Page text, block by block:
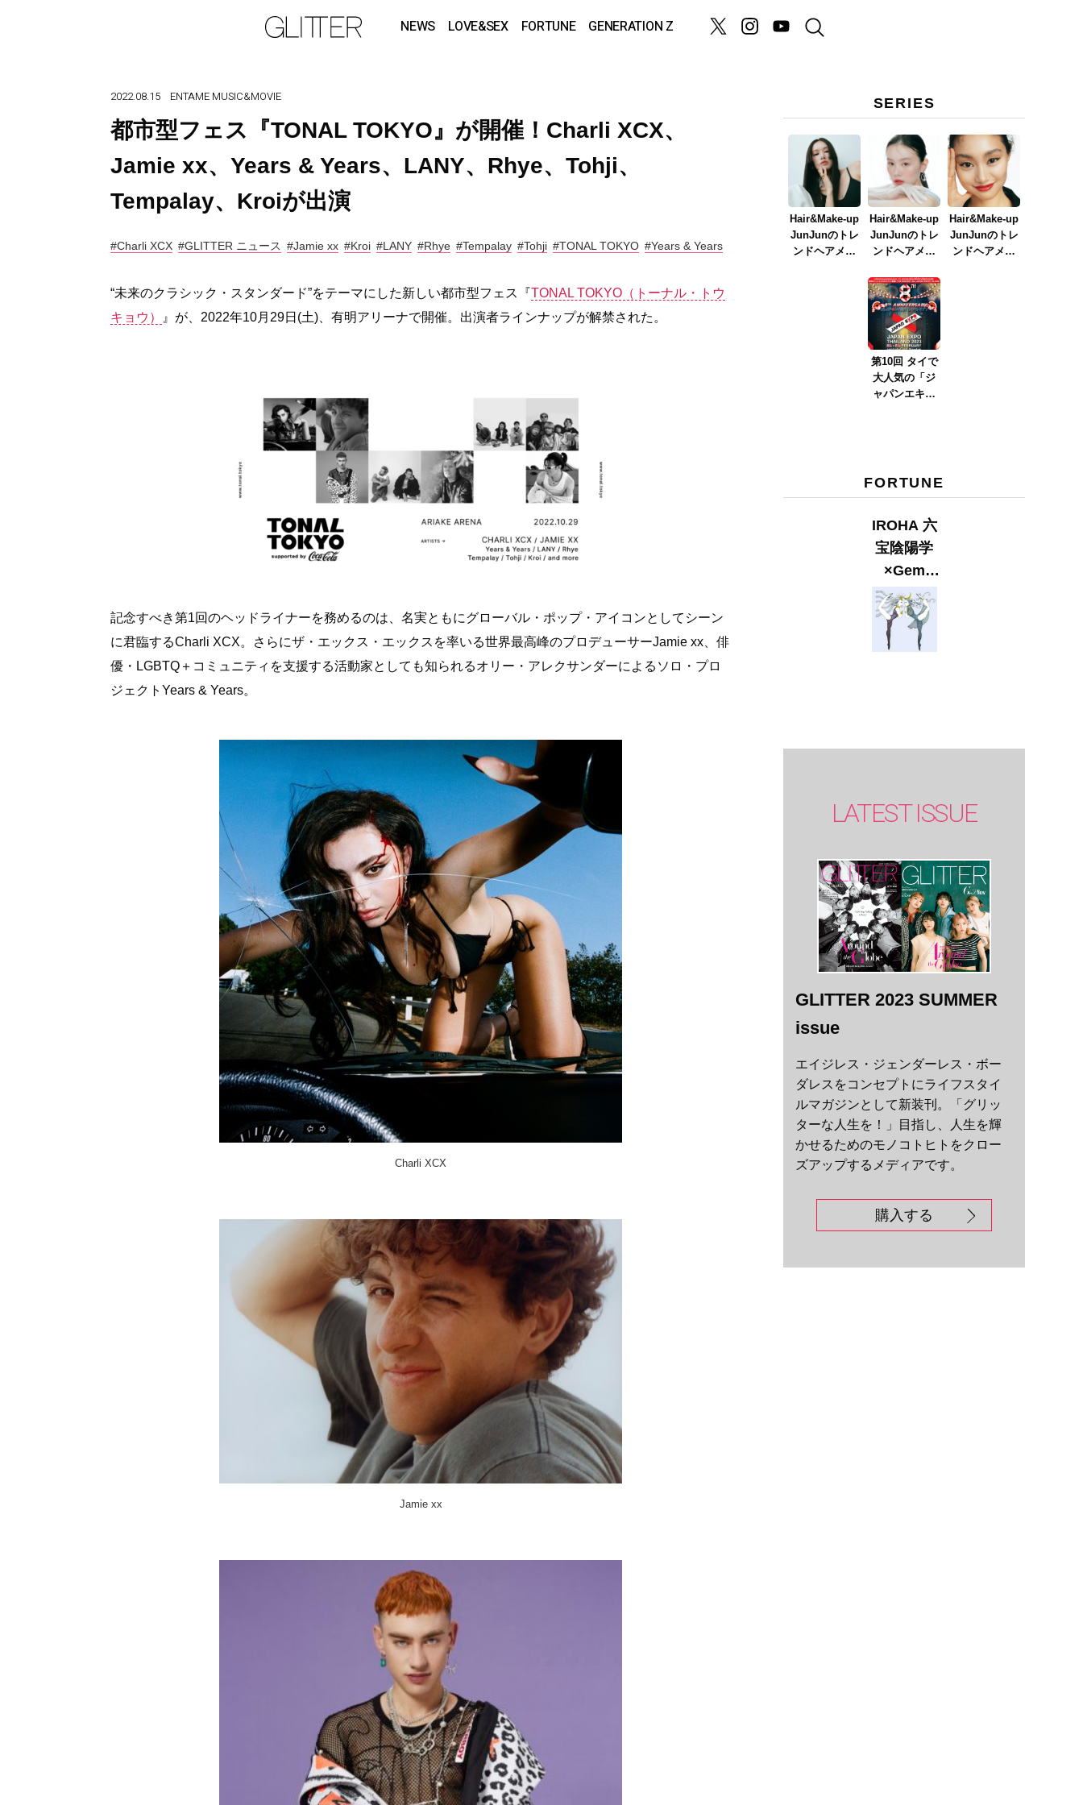
NEWS LOVE&SEX FORTUNE GENERATION Z
2022.08.15 ENTAME MUSIC&MOVIE
都市型フェス『TONAL TOKYO』が開催！Charli XCX、
Jamie xx、Years & Years、LANY、Rhye、Tohji、
Tempalay、Kroiが出演
#Charli XCX #GLITTER ニュース #Jamie xx #Kroi #LANY #Rhye #Tempalay #Tohji #TONAL TOKYO #Years & Years
“未来のクラシック・スタンダード”をテーマにした新しい都市型フェス『TONAL TOKYO（トーナル・トウ
キョウ）
』が、2022年10月29日(土)、有明アリーナで開催。出演者ラインナップが解禁された。
記念すべき第1回のヘッドライナーを務めるのは、名実ともにグローバル・ポップ・アイコンとしてシーン
に君臨するCharli XCX。さらにザ・エックス・エックスを率いる世界最高峰のプロデューサーJamie xx、俳
優・LGBTQ＋コミュニティを支援する活動家としても知られるオリー・アレクサンダーによるソロ・プロ
ジェクトYears & Years。
Charli XCX
Jamie xx
SERIES
Hair&Make-up
JunJunのトレ
ンドヘアメイ
Hair&Make-up
JunJunのトレ
ンドヘアメイ
イク
ver.2023』
Hair&Make-up
JunJunのトレ
ンドヘアメイ
第10回 タイで
大人気の「ジ
ャパンエキス
FORTUNE
IROHA 六
宝陰陽学
×Gem
Muse
【GLITTER
2023
LATEST ISSUE
GLITTER 2023 SUMMER
issue
エイジレス・ジェンダーレス・ボー
ダレスをコンセプトにライフスタイ
ルマガジンとして新装刊。「グリッ
ターな人生を！」目指し、人生を輝
かせるためのモノコトヒトをクロー
ズアップするメディアです。
購入する